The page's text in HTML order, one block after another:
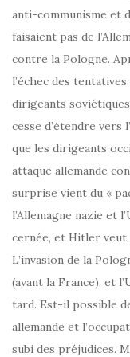
anti-communisme et
faisaient pas de
contre la Pologne.
l’échec des tentatives
dirigeants
cesse d’étendre vers
que les dirigeants
attaque allemande
surprise vient du «
l’Allemagne nazie et
cernée, et Hitler veut
L’invasion de la
(avant la France), et
tard. Est-il possible
allemande et
subi des préjudices.